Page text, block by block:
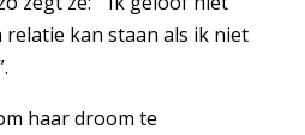
kan staan als ik niet
haar droom te